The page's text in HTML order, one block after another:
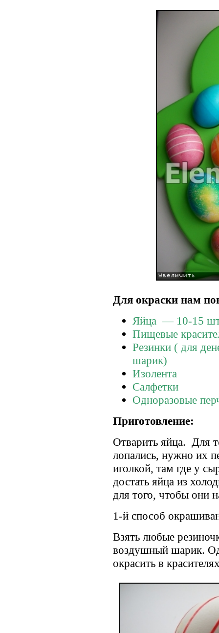
Для окраски нам
Яйца — 10-15
Пищевые
Резинки ( для
шарик)
Изолента
Салфетки
Одноразовые
Приготовление:
Отварить яйца. Для
лопались, нужно их
иголкой, там где у
достать яйца из
для того, чтобы они
1-й способ
Взять любые
воздушный шарик.
окрасить в